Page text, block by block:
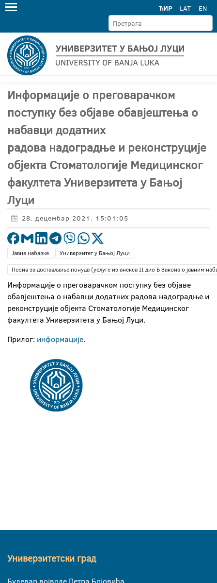
ЋИР LAT EN
Информације о преговарачком
поступку без објаве обавјештења о
набавци додатних
радова надоградње и реконструције
објекта Стоматологије Медицинског
факултета Универзитета у Бањој
Луци
28. децембар 2021. 15:01:05
Јавне набавке
Универзитет у Бањој Луци
Позив за достављање понуда (услуге из анекса II дио Б Закона о јавним
Информације о преговарачком поступку без објаве
обавјештења о набавци додатних радова надоградње и
реконструције објекта Стоматологије Медицинског
факултета Универзитета у Бањој Луци.
Прилог: информације.
Универзитетски град